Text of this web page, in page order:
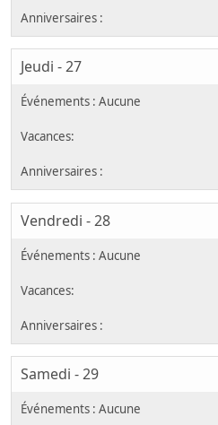
Jeudi - 27
Vendredi - 28
Samedi - 29